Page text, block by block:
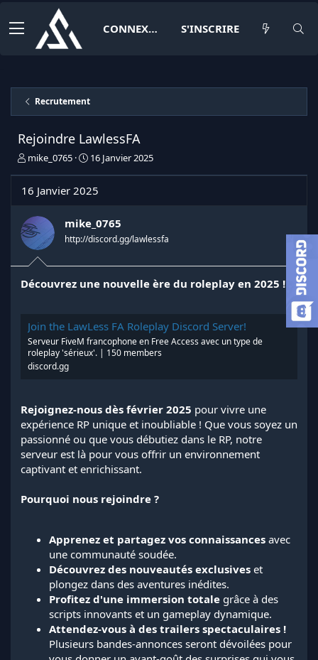
CONNEXION S'INSCRIRE
Recrutement
Rejoindre LawlessFA
I
t
a
t
e
u
d
a
d
i
s
s
i
o
n
mike_0765
D
e
e
d
é
t
16 Janvier 2025
16 Janvier 2025
mike_0765
http://discord.gg/lawlessfa
Découvrez une nouvelle ère du roleplay en 2025 !
Join the LawLess FA Roleplay Discord Server!
Serveur FiveM francophone en Free Access avec un type de
roleplay 'sérieux'. | 150 members
discord.gg
Rejoignez-nous dès février 2025 pour vivre une
expérience RP unique et inoubliable ! Que vous soyez un
passionné ou que vous débutiez dans le RP, notre
serveur est là pour vous offrir un environnement
captivant et enrichissant.
Pourquoi nous rejoindre ?
Apprenez et partagez vos connaissances avec
une communauté soudée.
Découvrez des nouveautés exclusives et
plongez dans des aventures inédites.
Profitez d'une immersion totale grâce à des
scripts innovants et un gameplay dynamique.
Attendez-vous à des trailers spectaculaires !
Plusieurs bandes-annonces seront dévoilées pour